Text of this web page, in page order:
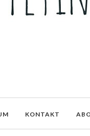
KONTAKT